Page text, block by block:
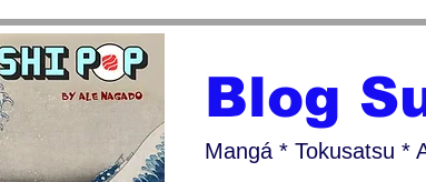
Blog
Mangá * Tokusatsu *